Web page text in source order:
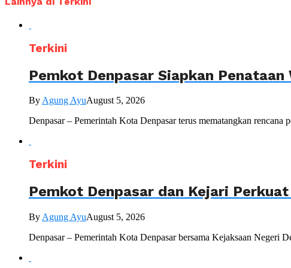
Terkini
Pemkot Denpasar Siapkan
ByAgung AyuAugust 5, 2026
Denpasar – Pemerintah Kota Denpasar terus mematangkan rencana
Terkini
Pemkot Denpasar dan Kejari
By Agung AyuAugust 5, 2026
Denpasar – Pemerintah Kota Denpasar bersama Kejaksaan Negeri